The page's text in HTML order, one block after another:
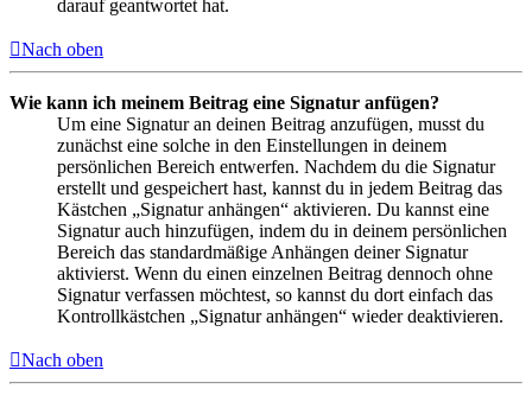
darauf geantwortet hat.
Nach oben
Wie kann ich meinem Beitrag eine Signatur anfügen?
Um eine Signatur an deinen Beitrag anzufügen, musst du
zunächst eine solche in den Einstellungen in deinem
persönlichen Bereich entwerfen. Nachdem du die Signatur
erstellt und gespeichert hast, kannst du in jedem Beitrag das
Kästchen „Signatur anhängen“ aktivieren. Du kannst eine
Signatur auch hinzufügen, indem du in deinem persönlichen
Bereich das standardmäßige Anhängen deiner Signatur
aktivierst. Wenn du einen einzelnen Beitrag dennoch ohne
Signatur verfassen möchtest, so kannst du dort einfach das
Kontrollkästchen „Signatur anhängen“ wieder deaktivieren.
Nach oben